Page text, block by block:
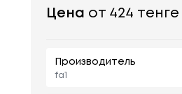
Цена от 424 тенге
Производитель
fa1